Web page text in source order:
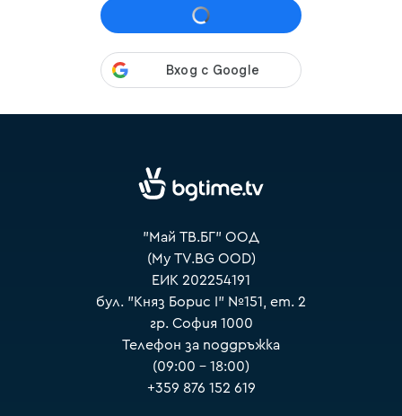
"Май ТВ.БГ" ООД
(My TV.BG OOD)
ЕИК 202254191
бул. "Княз Борис I" №151, ет. 2
гр. София 1000
Телефон за поддръжка
(09:00 – 18:00)
+359 876 152 619